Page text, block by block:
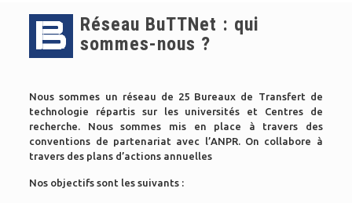
Réseau BuTTNet : qui
sommes-nous ?
Nous sommes un réseau de 25 Bureaux de Transfert de
technologie répartis sur les universités et Centres de
recherche. Nous sommes mis en place à travers des
conventions de partenariat avec l’ANPR. On collabore à
travers des plans d’actions annuelles
Nos objectifs sont les suivants :